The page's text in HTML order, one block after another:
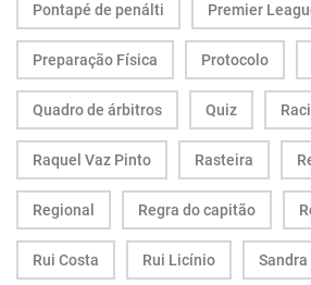
Pontapé de penálti Premier
Preparação Física Protocolo
Quadro de árbitros Quiz
Raquel Vaz Pinto Rasteira
Regional Regra do capitão
Rui Costa Rui Licínio